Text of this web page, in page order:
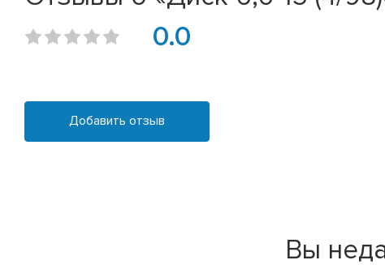
0.0
Добавить отзыв
Вы